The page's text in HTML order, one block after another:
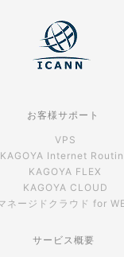
お客様サポート
VPS
KAGOYA Internet
KAGOYA FLEX
KAGOYA CLOUD
ネージドクラウド for
サービス概要